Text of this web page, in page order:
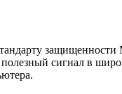
сигнал в